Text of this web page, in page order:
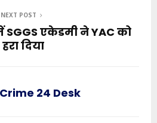
NEXT POST
SGGS एकेडमी ने YAC को
हरा दिया
24 Desk